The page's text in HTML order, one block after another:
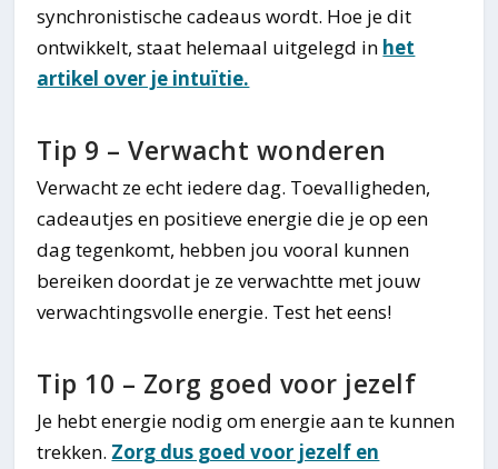
synchronistische cadeaus wordt. Hoe je dit
ontwikkelt, staat helemaal uitgelegd in het
artikel over je intuïtie.
Tip 9 – Verwacht wonderen
Verwacht ze echt iedere dag. Toevalligheden,
cadeautjes en positieve energie die je op een
dag tegenkomt, hebben jou vooral kunnen
bereiken doordat je ze verwachtte met jouw
verwachtingsvolle energie. Test het eens!
Tip 10 – Zorg goed voor jezelf
Je hebt energie nodig om energie aan te kunnen
trekken. Zorg dus goed voor jezelf en